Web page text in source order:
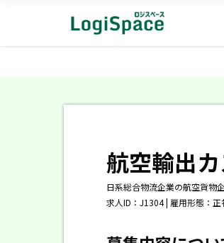
航空輸出
日系総合物流企業の航空貨物
求人ID：J1304 | 雇用形態：正